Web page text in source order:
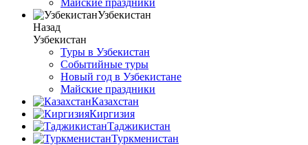
Майские праздники
Узбекистан
Назад
Узбекистан
Туры в Узбекистан
Событийные туры
Новый год в Узбекистане
Майские праздники
Казахстан
Киргизия
Таджикистан
Туркменистан